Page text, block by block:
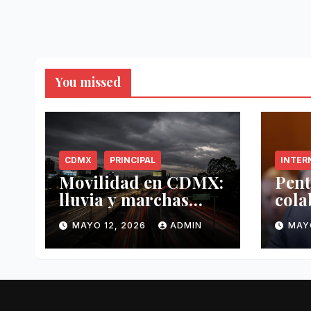
You missed
CDMX PRINCIPAL
Movilidad en CDMX:
lluvia y marchas
complican tráfico
este 12 de mayo
MAYO 12, 2026 ADMIN